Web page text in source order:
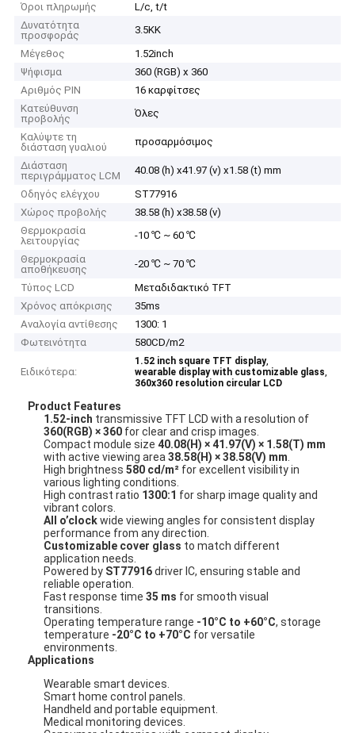
Όροι πληρωμής
L/c, t/t
Δυνατότητα
προσφοράς
3.5KK
Μέγεθος
1.52inch
Ψήφισμα
360 (RGB) x 360
Αριθμός PIN
16 καρφίτσες
Κατεύθυνση
προβολής
Όλες
Καλύψτε τη
διάσταση γυαλιού
προσαρμόσιμος
Διάσταση
περιγράμματος LCM
40.08 (h) x41.97 (v) x1.58 (t) mm
Οδηγός ελέγχου
ST77916
Χώρος προβολής
38.58 (h) x38.58 (v)
Θερμοκρασία
λειτουργίας
-10 ℃ ~ 60 ℃
Θερμοκρασία
αποθήκευσης
-20 ℃ ~ 70 ℃
Τύπος LCD
Μεταδιδακτικό TFT
Χρόνος απόκρισης
35ms
Αναλογία αντίθεσης
1300: 1
Φωτεινότητα
580CD/m2
Ειδικότερα:
1.52 inch square TFT display,
wearable display with customizable glass,
360x360 resolution circular LCD
Product Features
1.52-inch transmissive TFT LCD with a resolution of
360(RGB) × 360 for clear and crisp images.
Compact module size40.08(H) × 41.97(V) × 1.58(T) mm
with active viewing area38.58(H) × 38.58(V) mm
High brightness580 cd/m² for excellent visibility in
various lighting conditions.
High contrast ratio 1300:1 for sharp image quality and
vibrant colors.
All o’clockwide viewing angles for consistent display
performance from any direction.
Customizable cover glass to match different
application needs.
Powered by ST77916driver IC, ensuring stable and
reliable operation.
Fast response time35 ms for smooth visual
transitions.
Operating temperature range -10°C to +60°C, storage
temperature -20°C to +70°C for versatile
environments.
Applications
Wearable smart devices.
Smart home control panels.
Handheld and portable equipment.
Medical monitoring devices.